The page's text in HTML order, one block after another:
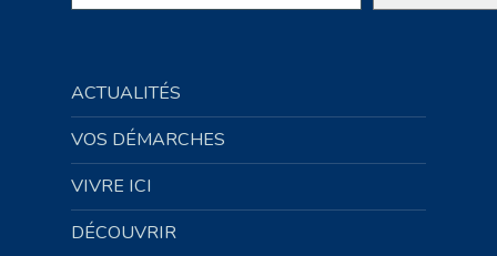
ACTUALITÉS
VOS DÉMARCHES
VIVRE ICI
DÉCOUVRIR